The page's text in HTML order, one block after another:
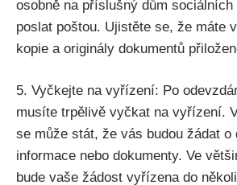
osobně na příslušný dům sociálních
poslat poštou. Ujistěte se, že máte
kopie a originály dokumentů
5. Vyčkejte na vyřízení: Po
musíte trpělivě vyčkat na vyřízení.
se může stát, že vás budou žádat o
informace nebo dokumenty. Ve
bude vaše žádost vyřízena do